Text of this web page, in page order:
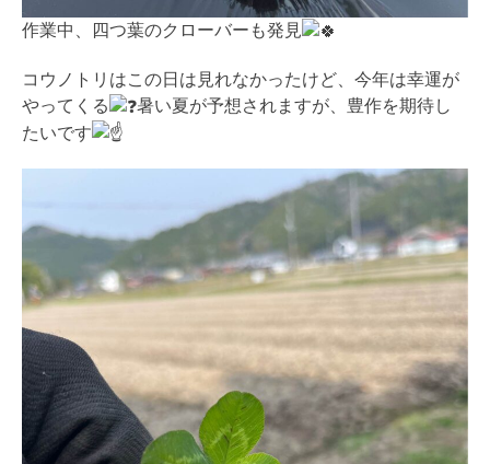
作業中、四つ葉のクローバーも発見
コウノトリはこの日は見れなかったけど、今年は幸運が
やってくる
暑い夏が予想されますが、豊作を期待し
たいです